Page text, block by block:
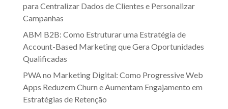
para Centralizar Dados de Clientes e Personalizar
Campanhas
ABM B2B: Como Estruturar uma Estratégia de
Account-Based Marketing que Gera Oportunidades
Qualificadas
PWA no Marketing Digital: Como Progressive Web
Apps Reduzem Churn e Aumentam Engajamento em
Estratégias de Retenção